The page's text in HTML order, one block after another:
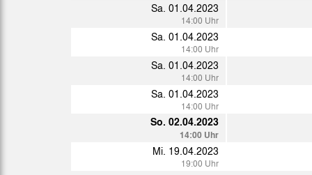
So. 08.01.2023
16:00 Uhr
Mi. 11.01.2023
14:00 Uhr
Mi. 11.01.2023
19:30 Uhr
Mo. 16.01.2023
15:00 Uhr
Do. 19.01.2023
11:00 Uhr
Fr. 20.01.2023
11:00 Uhr
Sa. 01.04.2023
14:00 Uhr
Sa. 01.04.2023
14:00 Uhr
Sa. 01.04.2023
14:00 Uhr
Sa. 01.04.2023
14:00 Uhr
So. 02.04.2023
14:00 Uhr
Mi. 19.04.2023
19:00 Uhr